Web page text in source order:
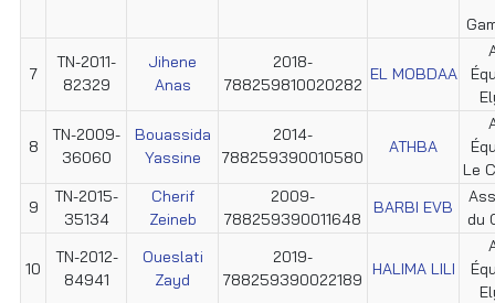
7
TN-2011-
82329
Jihene
Anas
2018-
788259810020282
EL MOBDAA
8
TN-2009-
36060
Bouassida
Yassine
2014-
788259390010580
ATHBA
Le
9
TN-2015-
35134
Cherif
Zeineb
2009-
788259390011648
BARBI EVB
du
10
TN-2012-
84941
Oueslati
Zayd
2019-
788259390022189
HALIMA LILI